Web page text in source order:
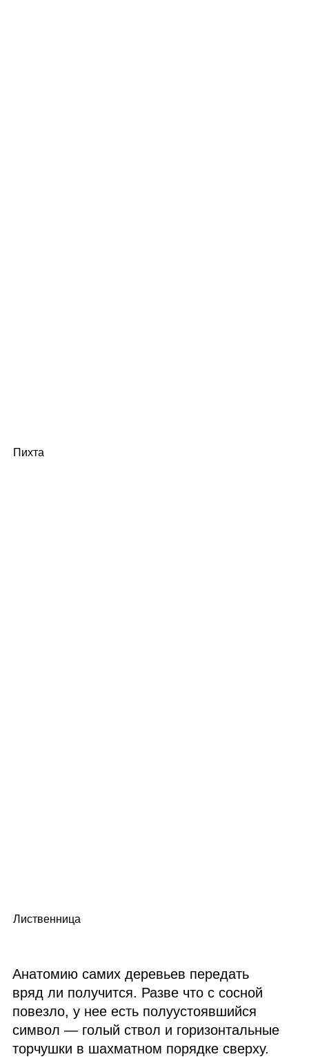
Пихта
Лиственница
Анатомию самих деревьев передать
вряд ли получится. Разве что с сосной
повезло, у нее есть полуустоявшийся
символ — голый ствол и горизонтальные
торчушки в шахматном порядке сверху.